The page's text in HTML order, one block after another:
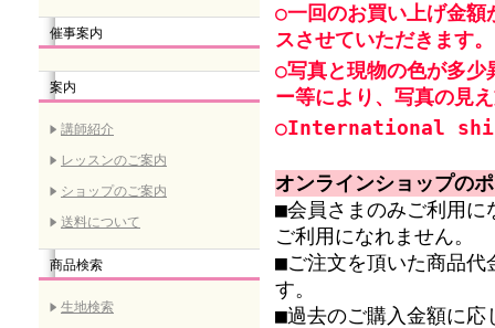
催事案内
案内
講師紹介
レッスンのご案内
ショップのご案内
送料について
商品検索
生地検索
○一回のお買い上げ金
スさせていただきます。
○写真と現物の色が多少
ー等により、写真の見
○International
オンラインショップの
■会員さまのみご利用に
ご利用になれません。
■ご注文を頂いた商品代
す。
■過去のご購入金額に応